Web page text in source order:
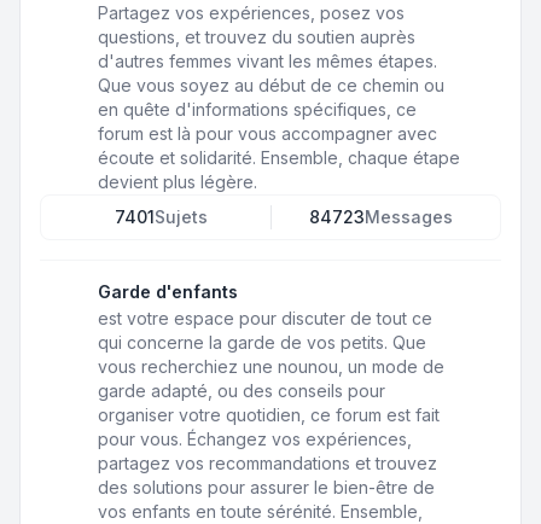
Partagez vos expériences, posez vos
questions, et trouvez du soutien auprès
d'autres femmes vivant les mêmes étapes.
Que vous soyez au début de ce chemin ou
en quête d'informations spécifiques, ce
forum est là pour vous accompagner avec
écoute et solidarité. Ensemble, chaque étape
devient plus légère.
7401Sujets 84723Messages
Garde d'enfants
est votre espace pour discuter de tout ce
qui concerne la garde de vos petits. Que
vous recherchiez une nounou, un mode de
garde adapté, ou des conseils pour
organiser votre quotidien, ce forum est fait
pour vous. Échangez vos expériences,
partagez vos recommandations et trouvez
des solutions pour assurer le bien-être de
vos enfants en toute sérénité. Ensemble,